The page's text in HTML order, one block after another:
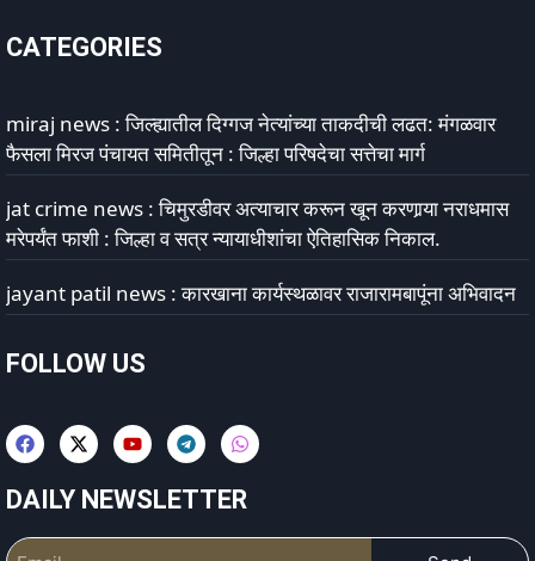
CATEGORIES
miraj news : जिल्ह्यातील दिग्गज नेत्यांच्या ताकदीची लढत: मंगळवार
फैसला मिरज पंचायत समितीतून : जिल्हा परिषदेचा सत्तेचा मार्ग
jat crime news : चिमुरडीवर अत्याचार करून खून करणार्‍या नराधमास
मरेपर्यंत फाशी : जिल्हा व सत्र न्यायाधीशांचा ऐतिहासिक निकाल.
jayant patil news : कारखाना कार्यस्थळावर राजारामबापूंना अभिवादन
FOLLOW US
DAILY NEWSLETTER